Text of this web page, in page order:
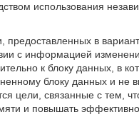
использования
в
с информацией
к блоку данных, в
блоку данных и не
цели, связанные с тем,
и повышать